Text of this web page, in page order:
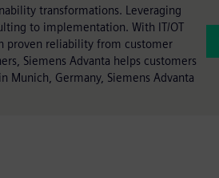
transformations. Leveraging
to implementation. With IT/OT
proven reliability from customer
Siemens Advanta helps customers
Munich, Germany, Siemens Advanta